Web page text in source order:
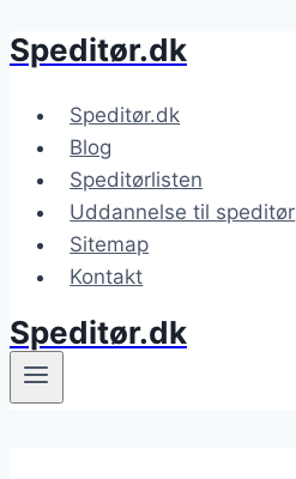
Fortsæt
indhold
Speditør.dk
Speditør.dk
Blog
Speditørlisten
Uddannelse til speditør
Sitemap
Kontakt
Speditør.dk